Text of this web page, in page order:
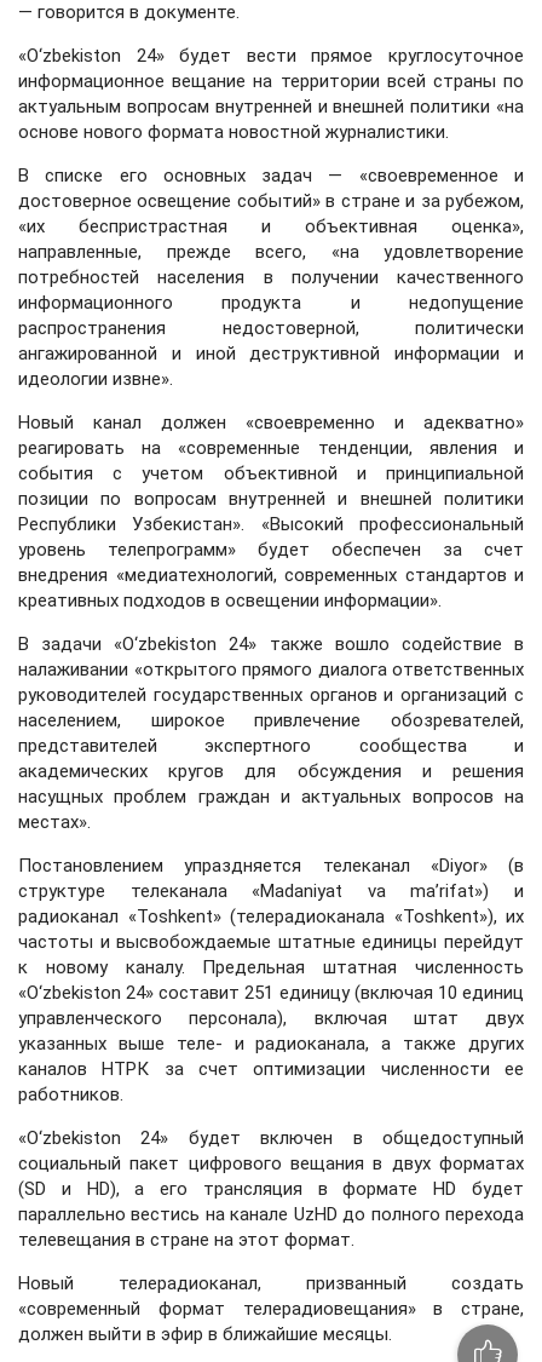
— говорится в документе.
«O‘zbekiston 24» будет вести прямое круглосуточное
информационное вещание на территории всей страны по
актуальным вопросам внутренней и внешней политики «на
основе нового формата новостной журналистики.
В списке его основных задач — «своевременное и
достоверное освещение событий» в стране и за рубежом,
«их беспристрастная и объективная оценка»,
направленные, прежде всего, «на удовлетворение
потребностей населения в получении качественного
информационного продукта и недопущение
распространения недостоверной, политически
ангажированной и иной деструктивной информации и
идеологии извне».
Новый канал должен «своевременно и адекватно»
реагировать на «современные тенденции, явления и
события с учетом объективной и принципиальной
позиции по вопросам внутренней и внешней политики
Республики Узбекистан». «Высокий профессиональный
уровень телепрограмм» будет обеспечен за счет
внедрения «медиатехнологий, современных стандартов и
креативных подходов в освещении информации».
В задачи «O‘zbekiston 24» также вошло содействие в
налаживании «открытого прямого диалога ответственных
руководителей государственных органов и организаций с
населением, широкое привлечение обозревателей,
представителей экспертного сообщества и
академических кругов для обсуждения и решения
насущных проблем граждан и актуальных вопросов на
местах».
Постановлением упраздняется телеканал «Diyor» (в
структуре телеканала «Madaniyat va ma’rifat») и
радиоканал «Toshkent» (телерадиоканала «Toshkent»), их
частоты и высвобождаемые штатные единицы перейдут
к новому каналу. Предельная штатная численность
«O‘zbekiston 24» составит 251 единицу (включая 10 единиц
управленческого персонала), включая штат двух
указанных выше теле- и радиоканала, а также других
каналов НТРК за счет оптимизации численности ее
работников.
«O‘zbekiston 24» будет включен в общедоступный
социальный пакет цифрового вещания в двух форматах
(SD и HD), а его трансляция в формате HD будет
параллельно вестись на канале UzHD до полного перехода
телевещания в стране на этот формат.
Новый телерадиоканал, призванный создать
«современный формат телерадиовещания» в стране,
должен выйти в эфир в ближайшие месяцы.